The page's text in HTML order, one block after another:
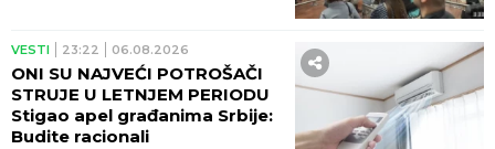
VESTI 23:22 06.08.2026
ONI SU NAJVEĆI POTROŠAČI
STRUJE U LETNJEM PERIODU
Stigao apel građanima Srbije:
Budite racionali